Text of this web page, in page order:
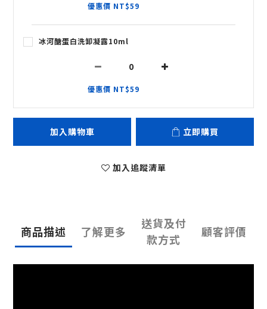
優惠價 NT$59
冰河醣蛋白洗卸凝露10ml
優惠價 NT$59
加入購物車 立即購買
加入追蹤清單
商品描述 了解更多
送貨及付
款方式
顧客評價